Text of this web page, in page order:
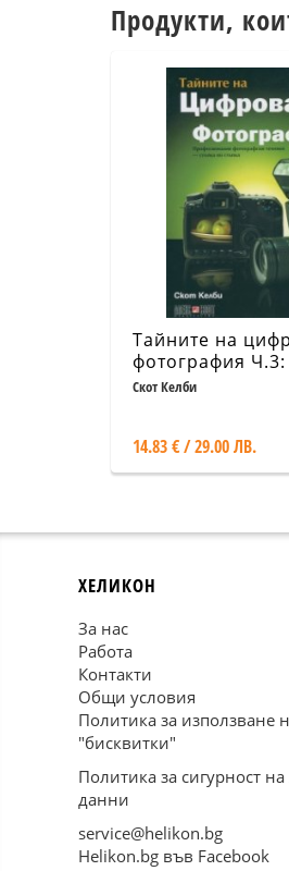
Продукти,
Тайните на
фотография Ч.3:
Професионални
фотографски
Скот Келби
14.83 € / 29.00 ЛВ.
ХЕЛИКОН
За нас
Работа
Контакти
Общи условия
Политика за използване
"бисквитки"
Политика за сигурност
данни
service@helikon.bg
Helikon.bg във Facebook